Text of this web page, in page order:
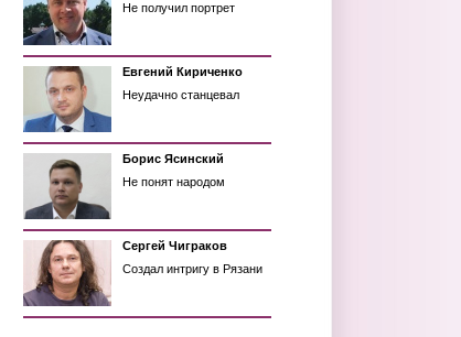
Не получил портрет
Евгений Кириченко
Неудачно станцевал
Борис Ясинский
Не понят народом
Сергей Чиграков
Создал интригу в Рязани